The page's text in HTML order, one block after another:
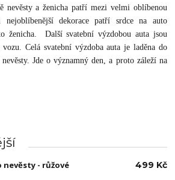
nevěsty a ženicha patří mezi velmi oblíbenou
nejoblíbenější dekorace patří srdce na auto
ženicha. Další svatební výzdobou auta jsou
Celá svatební výzdoba auta je laděna do
Jde o významný den, a proto záleží na
nevěsty - růžové 499 Kč